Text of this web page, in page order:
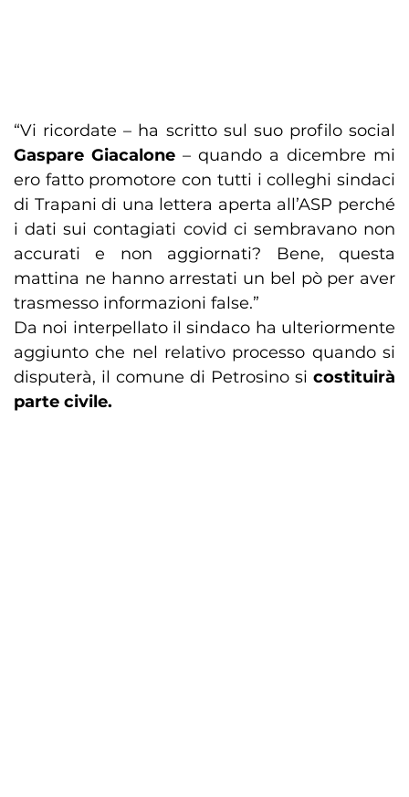
“Vi ricordate – ha scritto sul suo profilo social
Gaspare Giacalone – quando a dicembre mi
ero fatto promotore con tutti i colleghi sindaci
di Trapani di una lettera aperta all’ASP perché
i dati sui contagiati covid ci sembravano non
accurati e non aggiornati? Bene, questa
mattina ne hanno arrestati un bel pò per aver
trasmesso informazioni false.”
Da noi interpellato il sindaco ha ulteriormente
aggiunto che nel relativo processo quando si
disputerà, il comune di Petrosino si costituirà
parte civile.